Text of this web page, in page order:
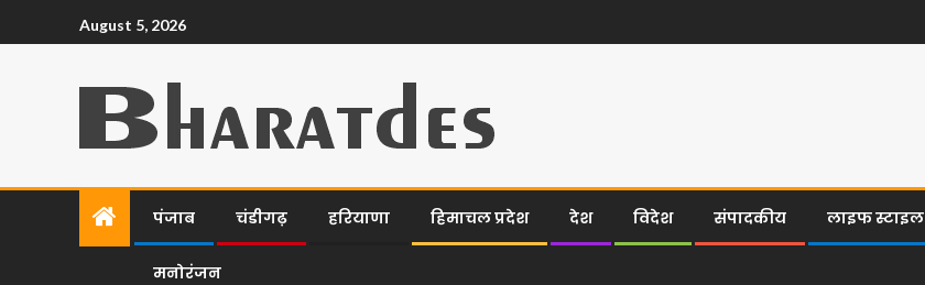
August 5, 2026
पंजाब चंडीगढ़ हरियाणा हिमाचल प्रदेश देश विदेश संपादकीय लाइफ स्टाइल
मनोरंजन